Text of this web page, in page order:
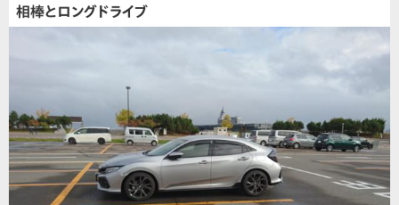
相棒とロングドライブ